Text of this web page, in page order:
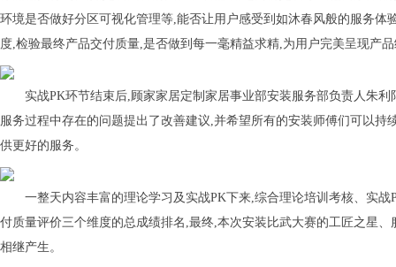
环境是否做好分区可视化管理等,能否让用户感受到如沐春风般的服务体
度,检验最终产品交付质量,是否做到每一毫精益求精,为用户完美呈现产
实战PK环节结束后,顾家家居定制家居事业部安装服务部负责人朱
服务过程中存在的问题提出了改善建议,并希望所有的安装师傅们可以持
供更好的服务。
一整天内容丰富的理论学习 及实战PK下来,综合理论培训考核、实
付质量评价三个维度的总成绩排名,最终,本次安装比武大赛的工匠之星
相继产生。